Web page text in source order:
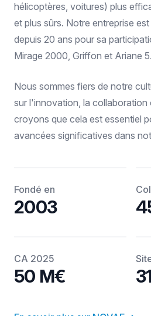
hélicoptères, voitures) plus
et plus sûrs. Notre entreprise
depuis 20 ans pour sa
Mirage 2000, Griffon et Ariane 5.
Nous sommes fiers de notre
sur l'innovation, la collaboration
croyons que cela est essentiel
avancées significatives dans
Fondé en
2003
CA 2025
50 M€